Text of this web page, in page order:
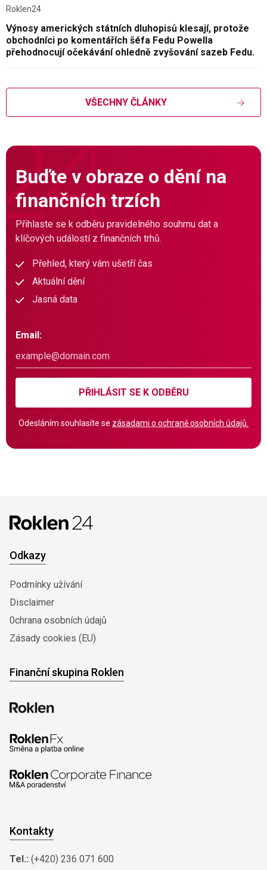
Roklen24
Výnosy amerických státních dluhopisů klesají, protože
obchodníci po komentářích šéfa Fedu Powella
přehodnocují očekávání ohledně zvyšování sazeb Fedu.
VŠECHNY ČLÁNKY
Buďte v obraze o dění na
finančních trzích
Přihlaste se k odběru pravidelného souhrnu dat a
klíčových událostí z finančních trhů.
Přehled, který vám ušetří čas
Aktuální dění
Jasná data
Email:
PŘIHLÁSIT SE K ODBĚRU
Odesláním souhlasíte se zásadami o ochraně osobních údajů.
Odkazy
Podmínky užívání
Disclaimer
0chrana osobních údajů
Zásady cookies (EU)
Finanční skupina Roklen
Kontakty
Tel.: (+420) 236 071 600